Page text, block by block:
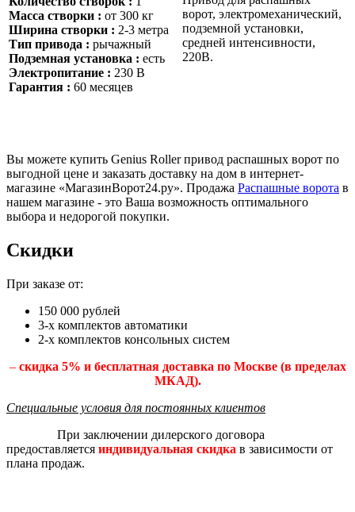
Масса створки : от 300 кг
Ширина створки : 2-3 метра
Тип привода : рычажный
Подземная установка : есть
Электропитание : 230 В
Гарантия : 60 месяцев
ворот, электромеханический,
подземной установки,
средней интенсивности,
220В.
Вы можете купить Genius Roller привод распашных ворот по
выгодной цене и заказать доставку на дом в интернет-
магазине «МагазинВорот24.ру». Продажа Распашные ворота в
нашем магазине - это Ваша возможность оптимального
выбора и недорогой покупки.
Скидки
При заказе от:
150 000 рублей
3-х комплектов автоматики
2-х комплектов консольных систем
– скидка 5% и бесплатная доставка по Москве (в пределах
МКАД).
Специальные условия для постоянных клиентов
При заключении дилерского договора
предоставляется индивидуальная скидка в зависимости от
плана продаж.